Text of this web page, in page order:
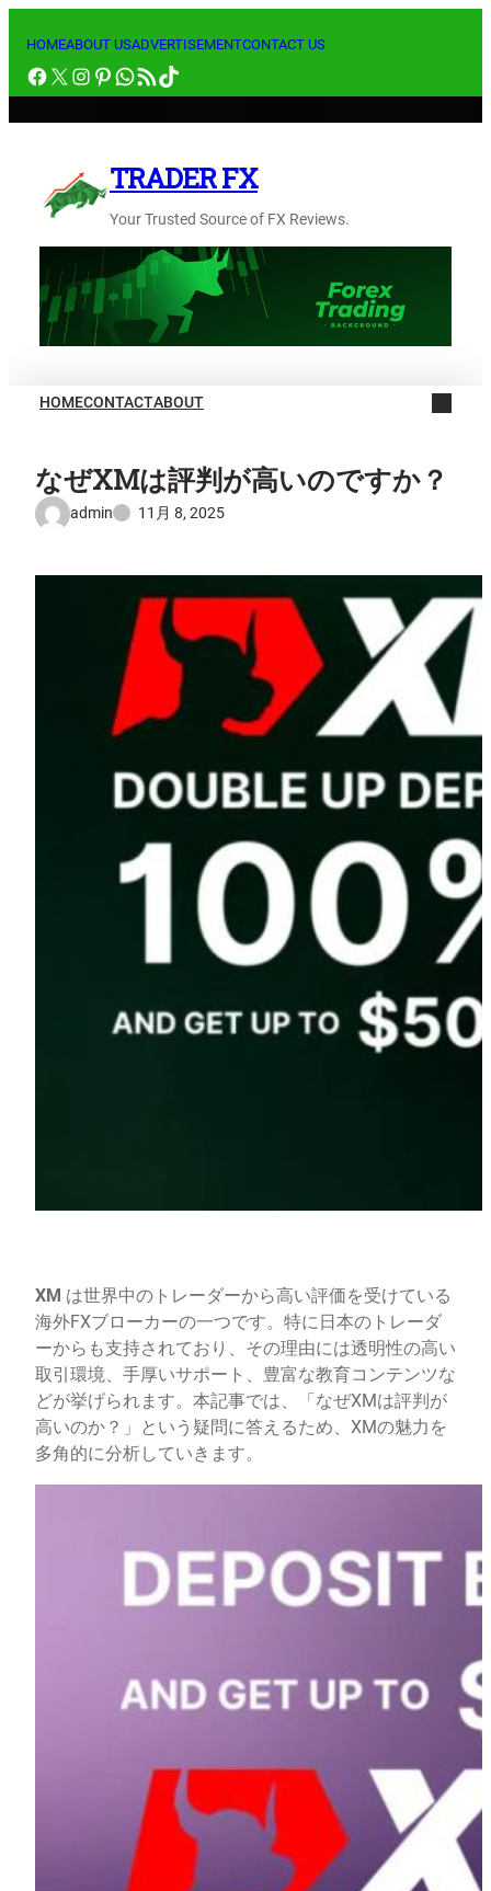
ス
キ
HOMEABOUT USADVERTISEMENTCONTACT US
Facebook
X Instagram
Pinterest
WhatsApp
RSS フィードTikTok
TRADER FX
Your Trusted Source of FX Reviews.
HOMECONTACTABOUT
なぜXMは評判が高いのですか？
admin 11月 8, 2025
XM は世界中のトレーダーから高い評価を受けている
海外FXブローカーの一つです。特に日本のトレーダ
ーからも支持されており、その理由には透明性の高い
取引環境、手厚いサポート、豊富な教育コンテンツな
どが挙げられます。本記事では、「なぜXMは評判が
高いのか？」という疑問に答えるため、XMの魅力を
多角的に分析していきます。